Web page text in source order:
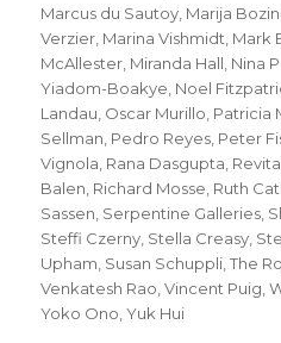
Marcus du Sautoy, Marija
Verzier, Marina Vishmidt, Mark
McAllester, Miranda Hall, Nina
Yiadom-Boakye, Noel
Landau, Oscar Murillo, Patricia
Sellman, Pedro Reyes, Peter
Vignola, Rana Dasgupta,
Balen, Richard Mosse, Ruth
Sassen, Serpentine Galleries,
Steffi Czerny, Stella Creasy,
Upham, Susan Schuppli,The
Venkatesh Rao,Vincent Puig,
Yoko Ono,Yuk Hui